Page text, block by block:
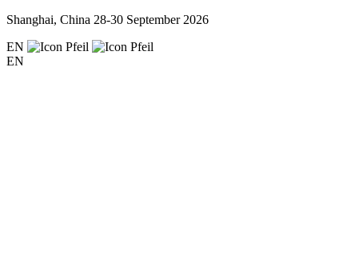
Shanghai, China 28-30 September 2026
EN
EN